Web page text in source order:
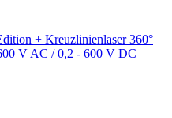
+ Kreuzlinienlaser 360°
V AC / 0,2 - 600 V DC